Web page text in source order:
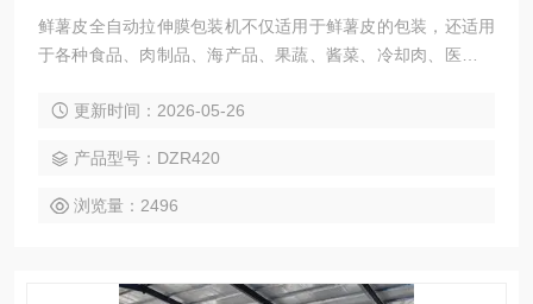
鲜薯皮全自动拉伸膜包装机不仅适用于鲜薯皮的包装，还适用
于各种食品、肉制品、海产品、果蔬、酱菜、冷却肉、医药产
户需求进行专业订做，制作不同型号的模具，以适应不同规格
更新时间：2026-05-26
产品型号：DZR420
浏览量：2496